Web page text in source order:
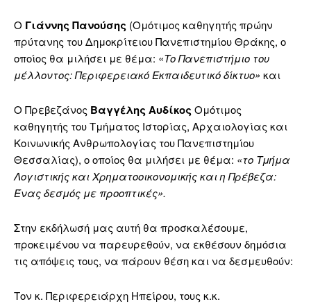
Ο Γιάννης Πανούσης (Ομότιμος καθηγητής πρώην
πρύτανης του Δημοκρίτειου Πανεπιστημίου Θράκης, ο
οποίος θα μιλήσει με θέμα: «Το Πανεπιστήμιο του
μέλλοντος: Περιφερειακό Εκπαιδευτικό δίκτυο» και
Ο Πρεβεζάνος Βαγγέλης ΑυδίκοςΟμότιμος
καθηγητής του Τμήματος Ιστορίας, Αρχαιολογίας και
Κοινωνικής Ανθρωπολογίας του Πανεπιστημίου
Θεσσαλίας), ο οποίος θα μιλήσει με θέμα: «το Τμήμα
Λογιστικής και Χρηματοοικονομικής και η Πρέβεζα:
Ένας δεσμός με προοπτικές».
Στην εκδήλωσή μας αυτή θα προσκαλέσουμε,
προκειμένου να παρευρεθούν, να εκθέσουν δημόσια
τις απόψεις τους, να πάρουν θέση και να δεσμευθούν:
Τον κ. Περιφερειάρχη Ηπείρου, τους κ.κ.